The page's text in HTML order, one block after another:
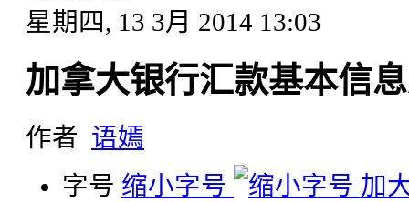
星期四, 13 3月 2014 13:03
加拿大银行汇款基本信
作者 语嫣
字号 缩小字号
加